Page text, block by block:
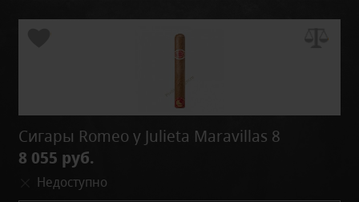
Сигары Romeo y Julieta Maravillas 8
8 055 руб.
Недоступно